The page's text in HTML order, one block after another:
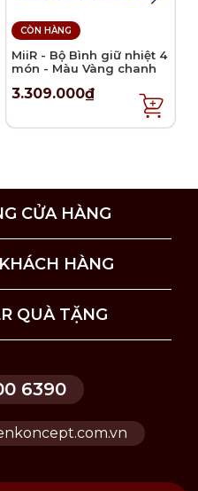
quái vật - 4 khuôn
rõ ràng bởi các cơ quan
Koncept khách
đầy đủ chế độ bảo
tôi đem đến.
CÒN HÀNG
MiiR - Bộ Bình giữ nhiệt 4
món - Màu Vàng chanh
3.309.000₫
CỬA HÀNG
HÀNG
QUÀ TẶNG
6390